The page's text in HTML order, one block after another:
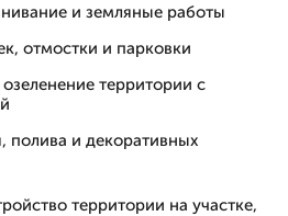
и земляные работы
отмостки и парковки
территории с
полива и декоративных
территории на участке,